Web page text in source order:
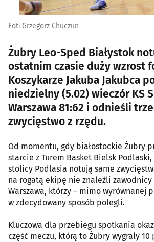
Fot: Grzegorz Chuczun
Żubry Leo-Sped Białystok
ostatnim czasie duży wzrost
Koszykarze Jakuba Jakubca
niedzielny (5.02) wieczór KS
Warszawa 81:62 i odnieśli
zwycięstwo z rzędu.
Od momentu, gdy białostockie Żubry
starcie z Turem Basket Bielsk Podlaski,
stolicy Podlasia notują same
na rogatą ekipę nie znaleźli zawodnicy
Warszawa, którzy – mimo wyrównanej
w zdecydowany sposób polegli.
Kluczowa dla przebiegu spotkania
część meczu, którą to Żubry wygrały